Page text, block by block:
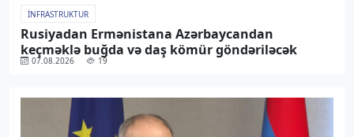
İNFRASTRUKTUR
Rusiyadan Ermənistana Azərbaycandan
keçməklə buğda və daş kömür göndəriləcək
07.08.2026 19